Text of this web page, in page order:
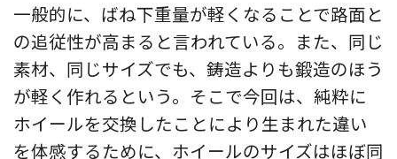
一般的に、ばね下重量が軽くなることで路面と
の追従性が高まると言われている。また、同じ
素材、同じサイズでも、鋳造よりも鍛造のほう
が軽く作れるという。そこで今回は、純粋に
ホイールを交換したことにより生まれた違い
を体感するために、ホイールのサイズはほぼ同